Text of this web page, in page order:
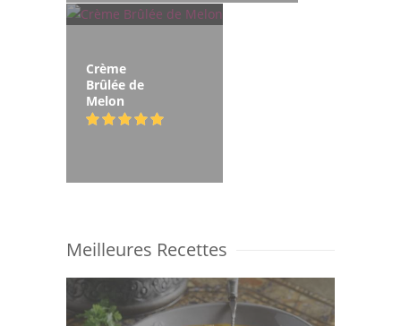
Crème
Brûlée de
Melon
Meilleures Recettes